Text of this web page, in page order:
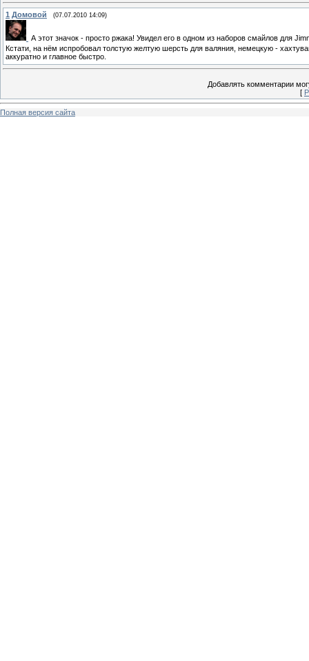
1 Домовой (07.07.2010 14:09)
А этот значок - просто ржака! Увидел его в одном из наборов смайлов для
Кстати, на нём испробовал толстую желтую шерсть для валяния, немецкую -
аккуратно и главное быстро.
Добавлять комментарии
[
Полная версия сайта